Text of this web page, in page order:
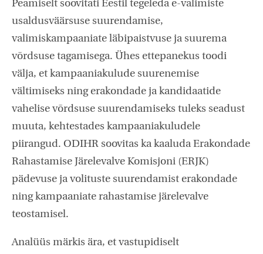
Peamiselt soovitati Eestil tegeleda e-valimiste
usaldusväärsuse suurendamise,
valimiskampaaniate läbipaistvuse ja suurema
võrdsuse tagamisega. Ühes ettepanekus toodi
välja, et kampaaniakulude suurenemise
vältimiseks ning erakondade ja kandidaatide
vahelise võrdsuse suurendamiseks tuleks seadust
muuta, kehtestades kampaaniakuludele
piirangud. ODIHR soovitas ka kaaluda Erakondade
Rahastamise Järelevalve Komisjoni (ERJK)
pädevuse ja volituste suurendamist erakondade
ning kampaaniate rahastamise järelevalve
teostamisel.
Analüüs märkis ära, et vastupidiselt